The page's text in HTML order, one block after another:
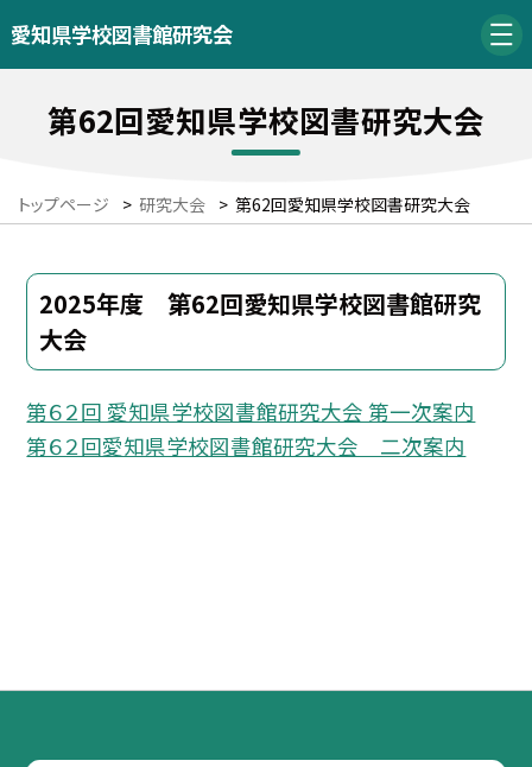
愛知県学校図書館研究会
第62回愛知県学校図書研究大会
トップページ > 研究大会 > 第62回愛知県学校図書研究大会
2025年度 第62回愛知県学校図書館研究
大会
第６２回 愛知県学校図書館研究大会 第一次案内
第６２回愛知県学校図書館研究大会 二次案内